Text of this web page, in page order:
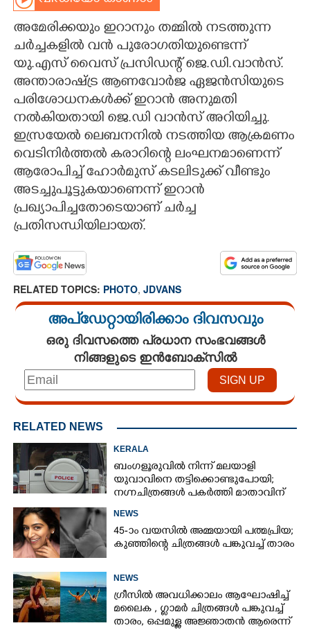
CARTOONS
LITERATURE
ZOOM
അമേരിക്കയും ഇറാനും തമ്മിൽ നടത്തുന്ന
ചർച്ചകളിൽ വൻ പുരോഗതിയുണ്ടെന്ന്
യു.എസ് വൈസ് പ്രസിഡന്റ് ജെ.ഡി.വാൻസ്.
അന്താരാഷ്ട്ര ആണവോർജ ഏജൻസിയുടെ
പരിശോധനകൾക്ക് ഇറാൻ അനുമതി
നൽകിയതായി ജെ.ഡി വാൻസ് അറിയിച്ചു.
ഇസ്രയേൽ ലെബനനിൽ നടത്തിയ ആക്രമണം
വെടിനിർത്തൽ കരാറിന്റെ ലംഘനമാണെന്ന്
ആരോപിച്ച് ഹോർമുസ് കടലിടുക്ക് വീണ്ടും
അടച്ചുപൂട്ടുകയാണെന്ന് ഇറാൻ
പ്രഖ്യാപിച്ചതോടെയാണ് ചർച്ച
പ്രതിസന്ധിയിലായത്.
RELATED TOPICS: PHOTO, JDVANS
അപ്ഡേറ്റായിരിക്കാം ദിവസവും
ഒരു ദിവസത്തെ പ്രധാന സംഭവങ്ങൾ
നിങ്ങളുടെ ഇൻബോക്സിൽ
RELATED NEWS
KERALA
ബംഗളൂരുവിൽ നിന്ന് മലയാളി
യുവാവിനെ തട്ടിക്കൊണ്ടുപോയി;
നഗ്നചിത്രങ്ങൾ പകർത്തി മാതാവിന്
അയച്ചു
NEWS
45-ാം വയസിൽ അമ്മയായി പത്മപ്രിയ;
കുഞ്ഞിന്റെ ചിത്രങ്ങൾ പങ്കുവച്ച് താരം
NEWS
ഗ്രീസിൽ അവധിക്കാലം ആഘോഷിച്ച്
മലൈക ,​ ഗ്ലാമർ ചിത്രങ്ങൾ പങ്കുവച്ച്
താരം,​ ഒപ്പമുള്ള അജ്ഞാതൻ ആരെന്ന്